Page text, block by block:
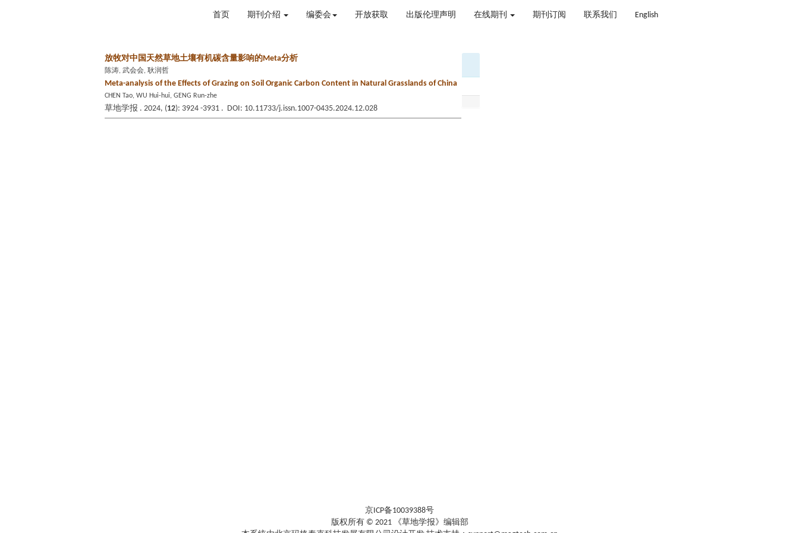
首页 期刊介绍 编委会 开放获取 出版伦理声明 在线期刊 期刊订阅 联系我们 English
放牧对中国天然草地土壤有机碳含量影响的Meta分析
陈涛, 武会会, 耿润哲
Meta-analysis of the Effects of Grazing on Soil Organic Carbon Content in Natural Grasslands of China
CHEN Tao, WU Hui-hui, GENG Run-zhe
草地学报 . 2024, (12): 3924 -3931 . DOI: 10.11733/j.issn.1007-0435.2024.12.028
京ICP备10039388号
版权所有 © 2021 《草地学报》编辑部